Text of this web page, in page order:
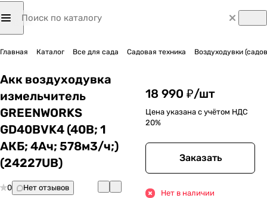
Главная Каталог Все для сада Садовая техника Воздуходувки
Акк воздуходувка
измельчитель
GREENWORKS
GD40BVK4 (40В; 1
АКБ; 4Ач; 578м3/ч;)
(24227UB)
0 Нет отзывов
18 990 ₽/шт
Цена указана с учётом НДС
20%
Заказать
Нет в наличии